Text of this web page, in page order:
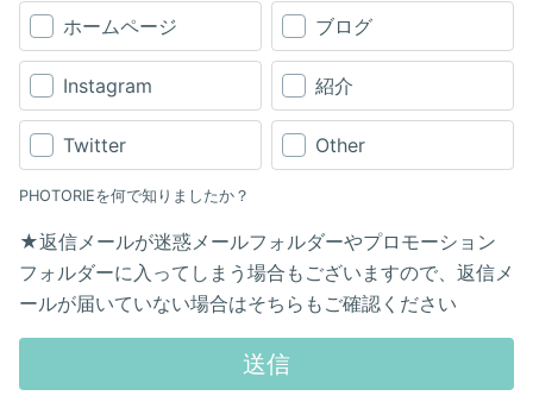
ホームページ ブログ
Instagram 紹介
Twitter Other
PHOTORIEを何で知りましたか？
★返信メールが迷惑メールフォルダーやプロモーション
フォルダーに入ってしまう場合もございますので、返信メ
ールが届いていない場合はそちらもご確認ください
送信